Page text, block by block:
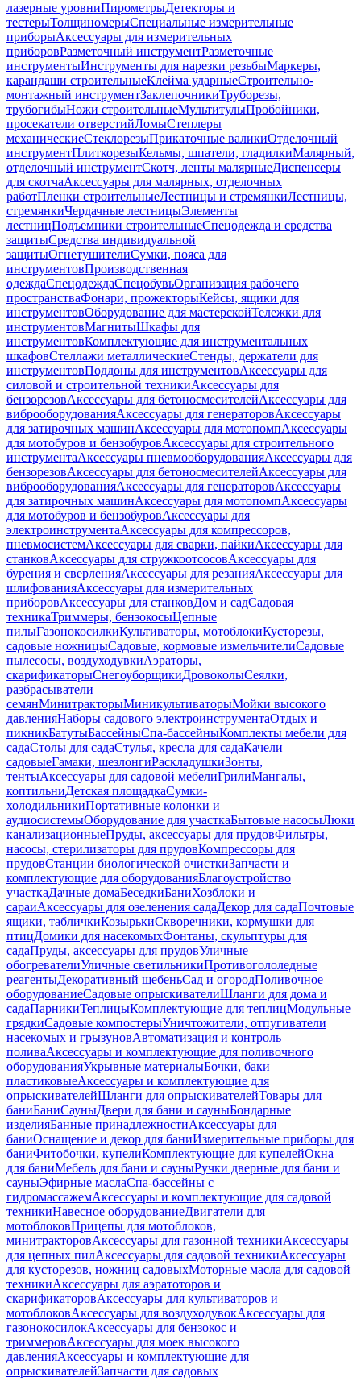
лазерные уровниПирометрыДетекторы и
тестерыТолщиномерыСпециальные измерительные
приборыАксессуары для измерительных
приборовРазметочный инструментРазметочные
инструментыИнструменты для нарезки резьбыМаркеры,
карандаши строительныеКлейма ударныеСтроительно-
монтажный инструментЗаклепочникиТруборезы,
трубогибыНожи строительныеМультитулыПробойники,
просекатели отверстийЛомыСтеплеры
механическиеСтеклорезыПрикаточные валикиОтделочный
инструментПлиткорезыКельмы, шпатели, гладилкиМалярный,
отделочный инструментСкотч, ленты малярныеДиспенсеры
для скотчаАксессуары для малярных, отделочных
работПленки строительныеЛестницы и стремянкиЛестницы,
стремянкиЧердачные лестницыЭлементы
лестницПодъемники строительныеСпецодежда и средства
защитыСредства индивидуальной
защитыОгнетушителиСумки, пояса для
инструментовПроизводственная
одеждаСпецодеждаСпецобувьОрганизация рабочего
пространстваФонари, прожекторыКейсы, ящики для
инструментовОборудование для мастерскойТележки для
инструментовМагнитыШкафы для
инструментовКомплектующие для инструментальных
шкафовСтеллажи металлическиеСтенды, держатели для
инструментовПоддоны для инструментовАксессуары для
силовой и строительной техникиАксессуары для
бензорезовАксессуары для бетоносмесителейАксессуары для
виброоборудованияАксессуары для генераторовАксессуары
для затирочных машинАксессуары для мотопомпАксессуары
для мотобуров и бензобуровАксессуары для строительного
инструментаАксессуары пневмооборудованияАксессуары для
бензорезовАксессуары для бетоносмесителейАксессуары для
виброоборудованияАксессуары для генераторовАксессуары
для затирочных машинАксессуары для мотопомпАксессуары
для мотобуров и бензобуровАксессуары для
электроинструментаАксессуары для компрессоров,
пневмосистемАксессуары для сварки, пайкиАксессуары для
станковАксессуары для стружкоотсосовАксессуары для
бурения и сверленияАксессуары для резанияАксессуары для
шлифованияАксессуары для измерительных
приборовАксессуары для станковДом и садСадовая
техникаТриммеры, бензокосыЦепные
пилыГазонокосилкиКультиваторы, мотоблокиКусторезы,
садовые ножницыСадовые, кормовые измельчителиСадовые
пылесосы, воздуходувкиАэраторы,
скарификаторыСнегоуборщикиДровоколыСеялки,
разбрасыватели
семянМинитракторыМиникультиваторыМойки высокого
давленияНаборы садового электроинструментаОтдых и
пикникБатутыБассейныСпа-бассейныКомплекты мебели для
садаСтолы для садаСтулья, кресла для садаКачели
садовыеГамаки, шезлонгиРаскладушкиЗонты,
тентыАксессуары для садовой мебелиГрилиМангалы,
коптильниДетская площадкаСумки-
холодильникиПортативные колонки и
аудиосистемыОборудование для участкаБытовые насосыЛюки
канализационныеПруды, аксессуары для прудовФильтры,
насосы, стерилизаторы для прудовКомпрессоры для
прудовСтанции биологической очисткиЗапчасти и
комплектующие для оборудованияБлагоустройство
участкаДачные домаБеседкиБаниХозблоки и
сараиАксессуары для озеленения садаДекор для садаПочтовые
ящики, табличкиКозырькиСкворечники, кормушки для
птицДомики для насекомыхФонтаны, скульптуры для
садаПруды, аксессуары для прудовУличные
обогревателиУличные светильникиПротивогололедные
реагентыДекоративный щебеньСад и огородПоливочное
оборудованиеСадовые опрыскивателиШланги для дома и
садаПарникиТеплицыКомплектующие для теплицМодульные
грядкиСадовые компостерыУничтожители, отпугиватели
насекомых и грызуновАвтоматизация и контроль
поливаАксессуары и комплектующие для поливочного
оборудованияУкрывные материалыБочки, баки
пластиковыеАксессуары и комплектующие для
опрыскивателейШланги для опрыскивателейТовары для
баниБаниСауныДвери для бани и сауныБондарные
изделияБанные принадлежностиАксессуары для
баниОснащение и декор для баниИзмерительные приборы для
баниФитобочки, купелиКомплектующие для купелейОкна
для баниМебель для бани и сауныРучки дверные для бани и
сауныЭфирные маслаСпа-бассейны с
гидромассажемАксессуары и комплектующие для садовой
техникиНавесное оборудованиеДвигатели для
мотоблоковПрицепы для мотоблоков,
минитракторовАксессуары для газонной техникиАксессуары
для цепных пилАксессуары для садовой техникиАксессуары
для кусторезов, ножниц садовыхМоторные масла для садовой
техникиАксессуары для аэратоторов и
скарификаторовАксессуары для культиваторов и
мотоблоковАксессуары для воздуходувокАксессуары для
газонокосилокАксессуары для бензокос и
триммеровАксессуары для моек высокого
давленияАксессуары и комплектующие для
опрыскивателейЗапчасти для садовых